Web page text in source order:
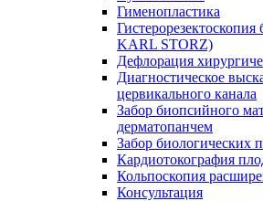
Гименопластика
KARL STORZ)
Дефлорация
Диагностическое
цервикального канала
Забор биопсийного
дерматопанчем
Забор биологических
Кардиотокография
Кольпоскопия
Консультация